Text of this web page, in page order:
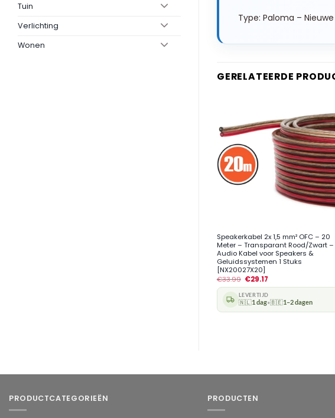
Tuin
Verlichting
Wonen
Type: Paloma –
GERELATEERDE
Speakerkabel 2x 1,5 mm² OFC – 20
Meter – Transparant Rood/Zwart –
Audio Kabel voor Speakers &
Geluidssystemen 1 Stuks
[NX20027X20]
€33.99 €29.17
LEVERTIJD
🇳🇱1 dag•🇧🇪1–2 dagen
PRODUCTCATEGORIEËN PRODUCTEN